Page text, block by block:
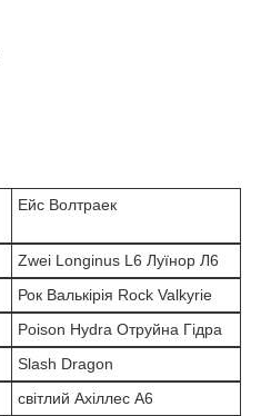
Ейс Волтраек
Zwei Longinus L6 Луїнор Л6
Рок Валькірія Rock Valkyrie
Poison Hydra Отруйна Гідра
Slash Dragon
світлий Ахіллес А6